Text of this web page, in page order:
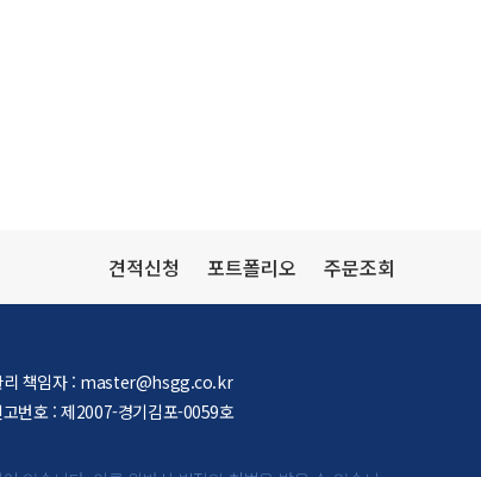
견적신청 포트폴리오 주문조회
책임자 : master@hsgg.co.kr
번호 : 제2007-경기김포-0059호